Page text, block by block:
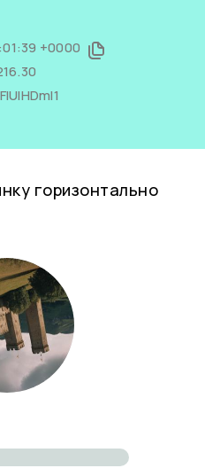
+0000
горизонтально